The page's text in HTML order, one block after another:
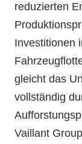
reduzierten
Investitionen
gleicht das
vollständig
Vaillant